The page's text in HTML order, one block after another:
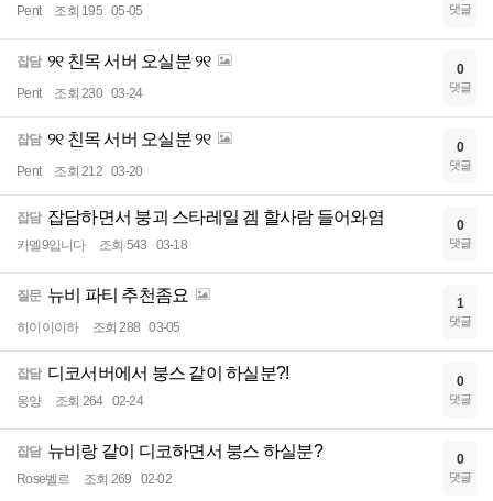
Pent 조회 195 05-05 댓글
잡담 ୨୧ 친목 서버 오실분 ୨୧
Pent 조회 230 03-24
0
댓글
잡담 ୨୧ 친목 서버 오실분 ୨୧
Pent 조회 212 03-20
0
댓글
잡담 잡담하면서 붕괴 스타레일 겜 할사람 들어와염
카멜9입니다 조회 543 03-18
0
댓글
질문 뉴비 파티 추천좀요
히이이이하 조회 288 03-05
1
댓글
잡담 디코서버에서 붕스 같이 하실분?!
웅양 조회 264 02-24
0
댓글
잡담 뉴비랑 같이 디코하면서 붕스 하실분?
Rose벨르 조회 269 02-02
0
댓글